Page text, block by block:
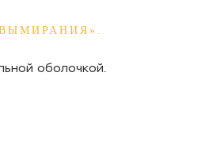
оболочкой.